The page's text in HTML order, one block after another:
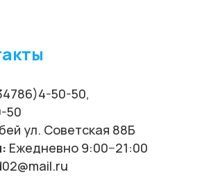
50-50,
50
ул. Советская 88Б
Ежедневно 9:00−21:00